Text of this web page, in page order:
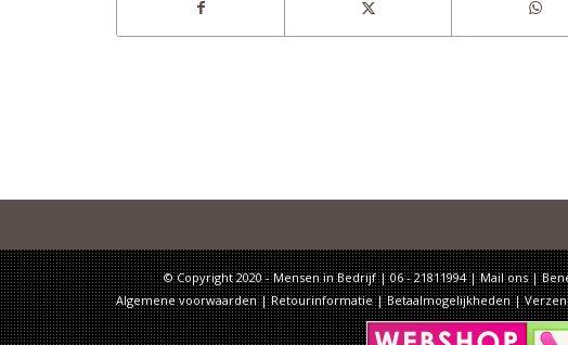
© Copyright 2020 - Mensen in Bedrijf | 06 - 21811994 |Mail ons|
Algemene voorwaarden|Retourinformatie|Betaalmogelijkheden|